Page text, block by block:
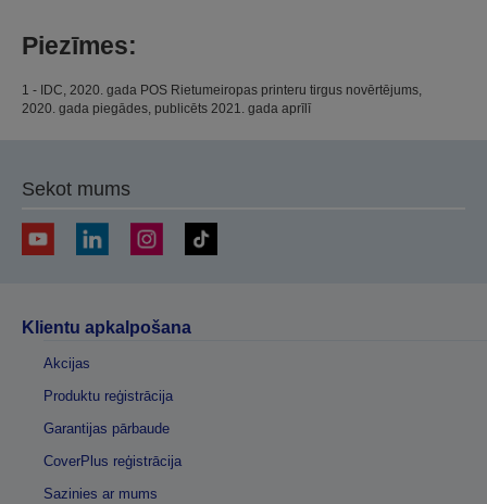
Piezīmes:
1 - IDC, 2020. gada POS Rietumeiropas printeru tirgus novērtējums,
2020. gada piegādes, publicēts 2021. gada aprīlī
Sekot mums
Klientu apkalpošana
Akcijas
Produktu reģistrācija
Garantijas pārbaude
CoverPlus reģistrācija
Sazinies ar mums